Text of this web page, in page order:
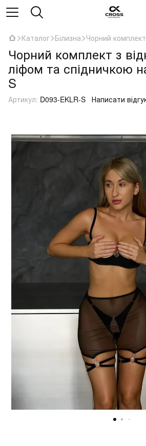
Каталог Білизна Чорний
Чорний комплект з
ліфом та спідничкою
S
Артикул: D093-EKLR-S Написати